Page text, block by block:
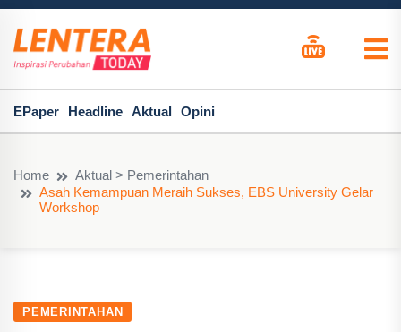
EPaper Headline Aktual Opini
Home
Aktual > Pemerintahan
Asah Kemampuan Meraih Sukses, EBS University Gelar
Workshop
PEMERINTAHAN